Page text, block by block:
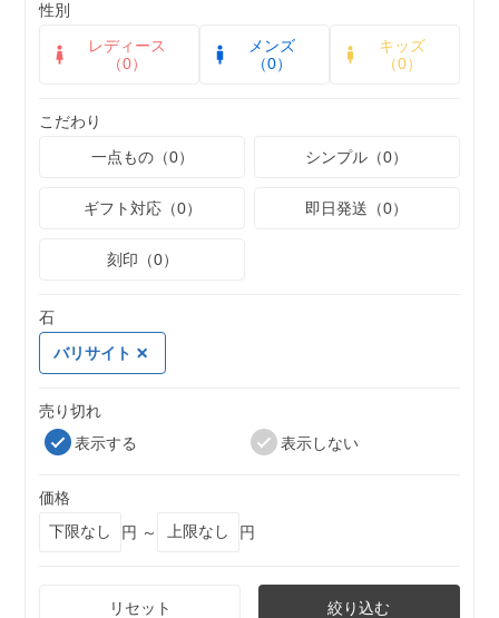
性別
レディース
（0）
メンズ
（0）
キッズ
（0）
こだわり
一点もの（0）
シンプル（0）
ギフト対応（0） 即日発送（0）
刻印（0）
石
バリサイト
売り切れ
表示する
表示しない
価格
円 ～
円
リセット 絞り込む